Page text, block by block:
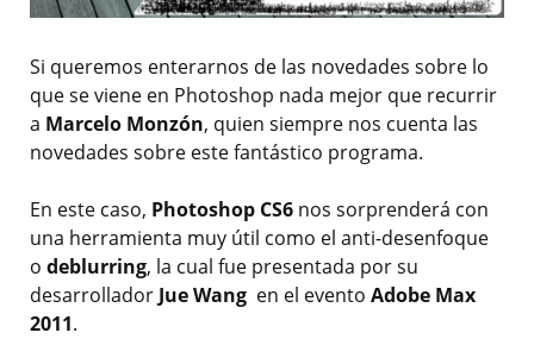
Si queremos enterarnos de las novedades sobre lo
que se viene en Photoshop nada mejor que recurrir
a Marcelo Monzón, quien siempre nos cuenta las
novedades sobre este fantástico programa.
En este caso, Photoshop CS6 nos sorprenderá con
una herramienta muy útil como el anti-desenfoque
o deblurring, la cual fue presentada por su
desarrollador Jue Wang en el evento Adobe Max
2011.